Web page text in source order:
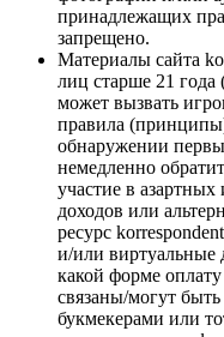
принадлежащих
запрещено.
Материалы сайта
лиц старше 21 года
может вызвать
правила
обнаружении
немедленно
участие в
доходов или
ресурс
и/или виртуальные
какой форме
связаны/могут
букмекерами или